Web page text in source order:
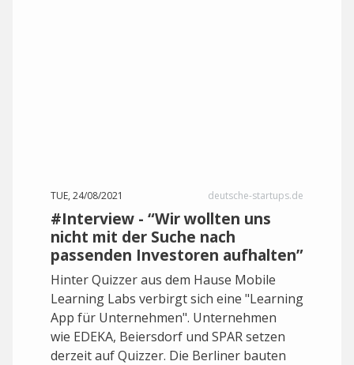
TUE, 24/08/2021 deutsche-startups.de
#Interview - “Wir wollten uns
nicht mit der Suche nach
passenden Investoren aufhalten”
Hinter Quizzer aus dem Hause Mobile
Learning Labs verbirgt sich eine "Learning
App für Unternehmen". Unternehmen
wie EDEKA, Beiersdorf und SPAR setzen
derzeit auf Quizzer. Die Berliner bauten